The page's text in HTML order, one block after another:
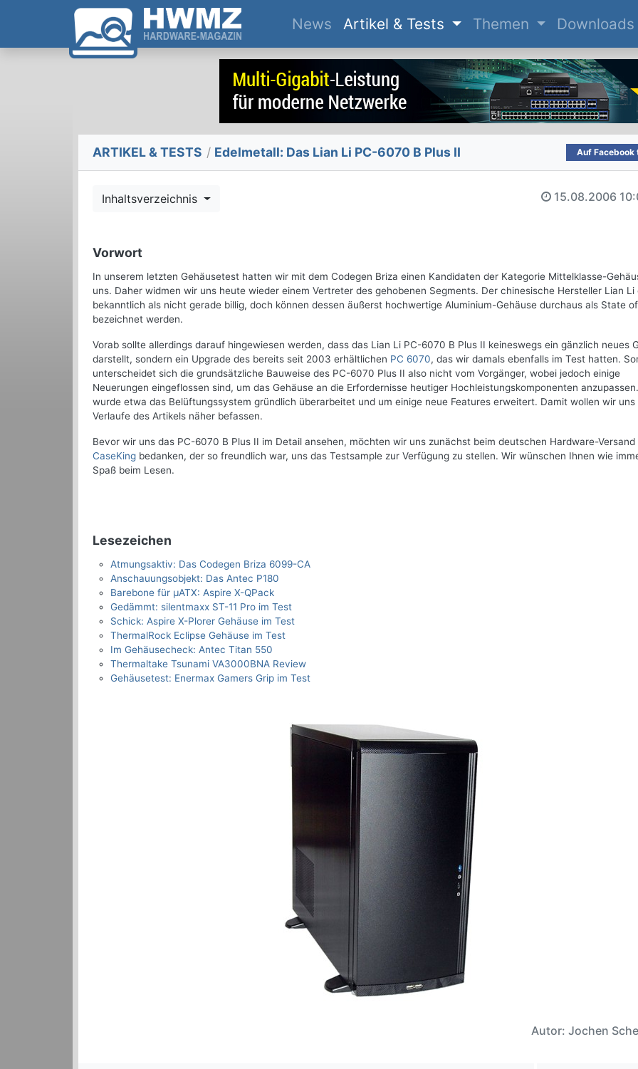
News(current)
Artikel & Tests Themen Downloads
ARTIKEL & TESTS / Edelmetall: Das Lian Li PC-6070 B Plus II Auf Facebook
Inhaltsverzeichnis 15.08.2006
Vorwort
In unserem letzten Gehäusetest hatten wir mit dem Codegen Briza einen Kandidaten der Kategorie Mittelklasse-
uns. Daher widmen wir uns heute wieder einem Vertreter des gehobenen Segments. Der chinesische Hersteller Lian Li
bekanntlich als nicht gerade billig, doch können dessen äußerst hochwertige Aluminium-Gehäuse durchaus als State
bezeichnet werden.
Vorab sollte allerdings darauf hingewiesen werden, dass das Lian Li PC-6070 B Plus II keineswegs ein gänzlich neues
darstellt, sondern ein Upgrade des bereits seit 2003 erhältlichen PC 6070, das wir damals ebenfalls im Test hatten.
unterscheidet sich die grundsätzliche Bauweise des PC-6070 Plus II also nicht vom Vorgänger, wobei jedoch einige
Neuerungen eingeflossen sind, um das Gehäuse an die Erfordernisse heutiger Hochleistungskomponenten
wurde etwa das Belüftungssystem gründlich überarbeitet und um einige neue Features erweitert. Damit wollen wir uns
Verlaufe des Artikels näher befassen.
Bevor wir uns das PC-6070 B Plus II im Detail ansehen, möchten wir uns zunächst beim deutschen Hardware-Versand
CaseKing bedanken, der so freundlich war, uns das Testsample zur Verfügung zu stellen. Wir wünschen Ihnen wie
Spaß beim Lesen.
Lesezeichen
Atmungsaktiv: Das Codegen Briza 6099-CA
Anschauungsobjekt: Das Antec P180
Barebone für µATX: Aspire X-QPack
Gedämmt: silentmaxx ST-11 Pro im Test
Schick: Aspire X-Plorer Gehäuse im Test
ThermalRock Eclipse Gehäuse im Test
Im Gehäusecheck: Antec Titan 550
Thermaltake Tsunami VA3000BNA Review
Gehäusetest: Enermax Gamers Grip im Test
Autor: Jochen